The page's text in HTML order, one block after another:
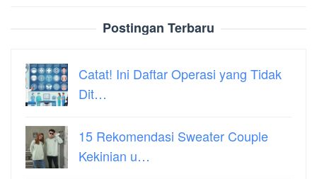
Postingan Terbaru
Catat! Ini Daftar Operasi yang Tidak
Dit…
15 Rekomendasi Sweater Couple
Kekinian u…